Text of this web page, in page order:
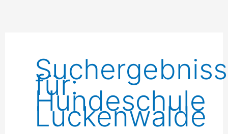
für:
Hundeschule
Luckenwalde